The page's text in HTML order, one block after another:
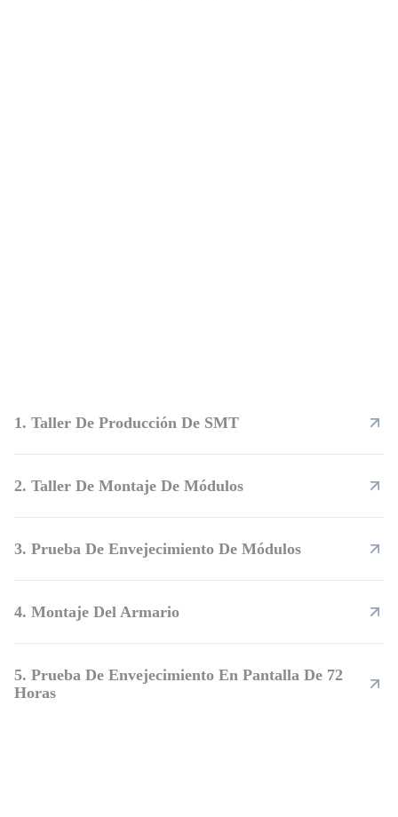
1. Taller De Producción De SMT
2. Taller De Montaje De Módulos
3. Prueba De Envejecimiento De Módulos
4. Montaje Del Armario
5. Prueba De Envejecimiento En Pantalla De 72
Horas